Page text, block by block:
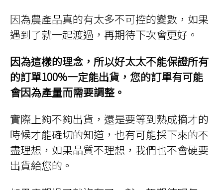
因為農產品真的有太多不可控的變數，如果
遇到了就一起渡過，再期待下次會更好。
因為這樣的理念，所以好太太不能保證所有
的訂單100%一定能出貨，您的訂單有可能
會因為產量而需要調整。
實際上夠不夠出貨，還是要等到熟成摘才的
時候才能確切的知道，也有可能採下來的不
盡理想，如果品質不理想，我們也不會硬要
出貨給您的。